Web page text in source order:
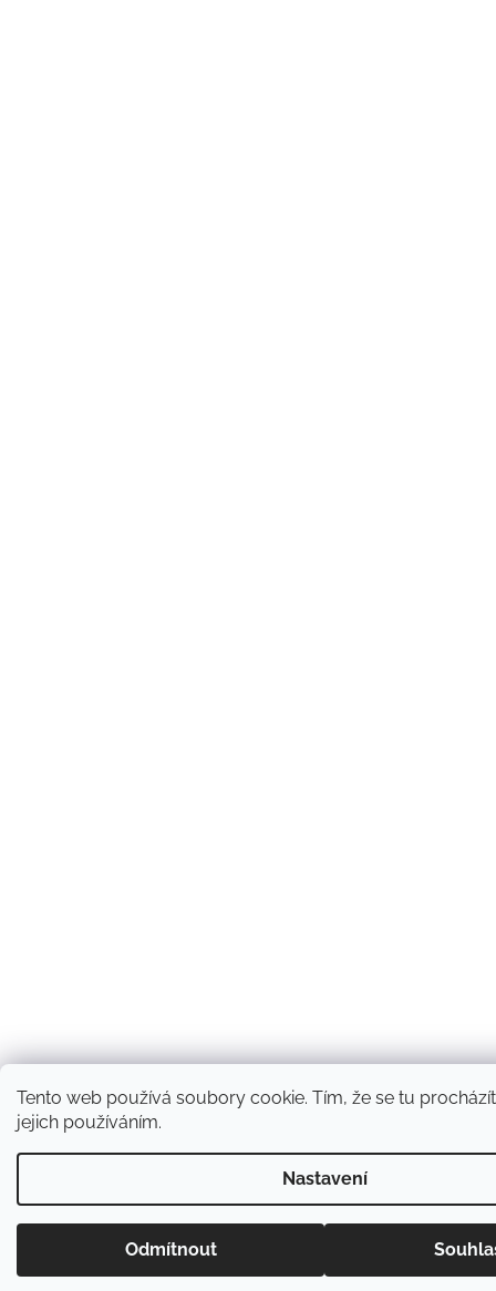
Tento web používá soubory cookie. Tím, že se tu
jejich používáním.
Nastavení
Odmítnout